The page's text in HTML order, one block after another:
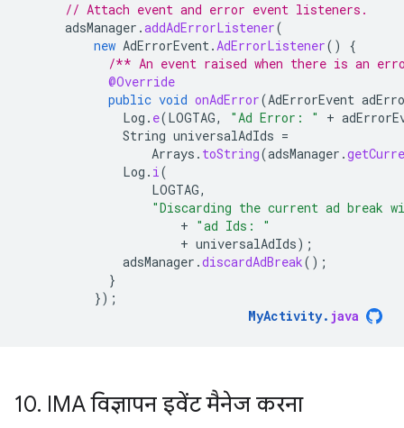
// Attach event and error event listeners.
adsManager .addAdErrorListener(
new AdErrorEvent.AdErrorListener()
{
/** An event raised when there is an
@Override
public void onAdError(AdErrorEvent
Log . e(LOGTAG, "Ad Error: " +
String universalAdIds =
Arrays . toString(adsManager .
Log . i(
LOGTAG,
"Discarding the current ad break
+ "ad Ids: "
+ universalAdIds);
adsManager .discardAdBreak();
}
});
MyActivity. java
10. IMA विज्ञापन इवेंट मैनेज करना